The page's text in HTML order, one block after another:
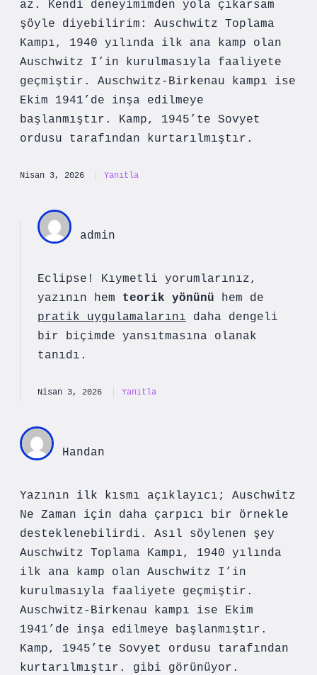
az. Kendi deneyimimden yola çıkarsam
şöyle diyebilirim: Auschwitz Toplama
Kampı, 1940 yılında ilk ana kamp olan
Auschwitz I’in kurulmasıyla faaliyete
geçmiştir. Auschwitz-Birkenau kampı ise
Ekim 1941’de inşa edilmeye
başlanmıştır. Kamp, 1945’te Sovyet
ordusu tarafından kurtarılmıştır.
Nisan 3, 2026 Yanıtla
admin
Eclipse! Kıymetli yorumlarınız,
yazının hem teorik yönünü hem de
pratik uygulamalarını daha dengeli
bir biçimde yansıtmasına olanak
tanıdı.
Nisan 3, 2026 Yanıtla
Handan
Yazının ilk kısmı açıklayıcı; Auschwitz
Ne Zaman için daha çarpıcı bir örnekle
desteklenebilirdi. Asıl söylenen şey
Auschwitz Toplama Kampı, 1940 yılında
ilk ana kamp olan Auschwitz I’in
kurulmasıyla faaliyete geçmiştir.
Auschwitz-Birkenau kampı ise Ekim
1941’de inşa edilmeye başlanmıştır.
Kamp, 1945’te Sovyet ordusu tarafından
kurtarılmıştır. gibi görünüyor.